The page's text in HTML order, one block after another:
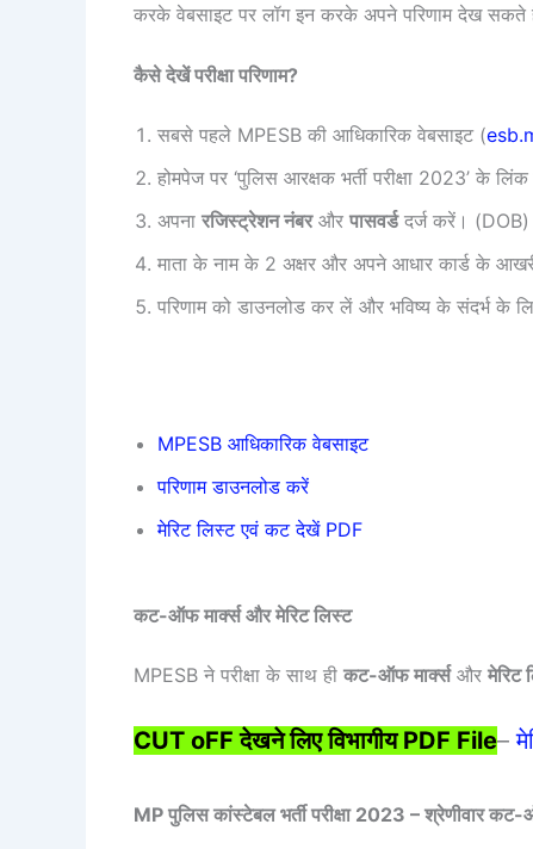
करके वेबसाइट पर लॉग इन करके अपने परिणाम देख सकते
कैसे देखें परीक्षा परिणाम?
सबसे पहले MPESB की आधिकारिक वेबसाइट (
होमपेज पर ‘पुलिस आरक्षक भर्ती परीक्षा 2023’ के
अपना रजिस्ट्रेशन नंबरऔर पासवर्डदर्ज करें। (DOB)
माता के नाम के 2 अक्षर और अपने आधार कार्ड के
परिणाम को डाउनलोड कर लें और भविष्य के संदर्भ के
MPESB आधिकारिक वेबसाइट
परिणाम डाउनलोड करें
मेरिट लिस्ट एवं कट देखें PDF
कट-ऑफ मार्क्स और मेरिट लिस्ट
MPESB ने परीक्षा के साथ ही कट-ऑफ मार्क्सऔर मेरिट
CUT oFF देखने लिए विभागीय PDF File–
MP पुलिस कांस्टेबल भर्ती परीक्षा 2023 – श्रेणीवार